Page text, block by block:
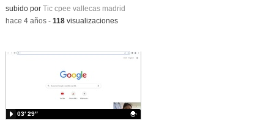
Contenido educativo.
subido por Tic cpee vallecas madrid
-hace 4 años- 118visualizaciones
03′ 29″